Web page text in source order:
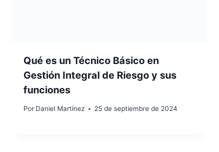
Qué es un Técnico Básico en
Gestión Integral de Riesgo y sus
funciones
Por Daniel Martínez 25 de septiembre de 2024